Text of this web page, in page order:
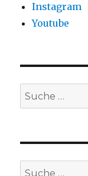
Instagram
Youtube
Suche
nach:
Suche